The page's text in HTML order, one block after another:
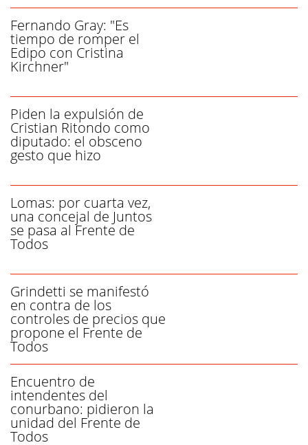
Fernando Gray: "Es
tiempo de romper el
Edipo con Cristina
Kirchner"
Piden la expulsión de
Cristian Ritondo como
diputado: el obsceno
gesto que hizo
Lomas: por cuarta vez,
una concejal de Juntos
se pasa al Frente de
Todos
Grindetti se manifestó
en contra de los
controles de precios que
propone el Frente de
Todos
Encuentro de
intendentes del
conurbano: pidieron la
unidad del Frente de
Todos